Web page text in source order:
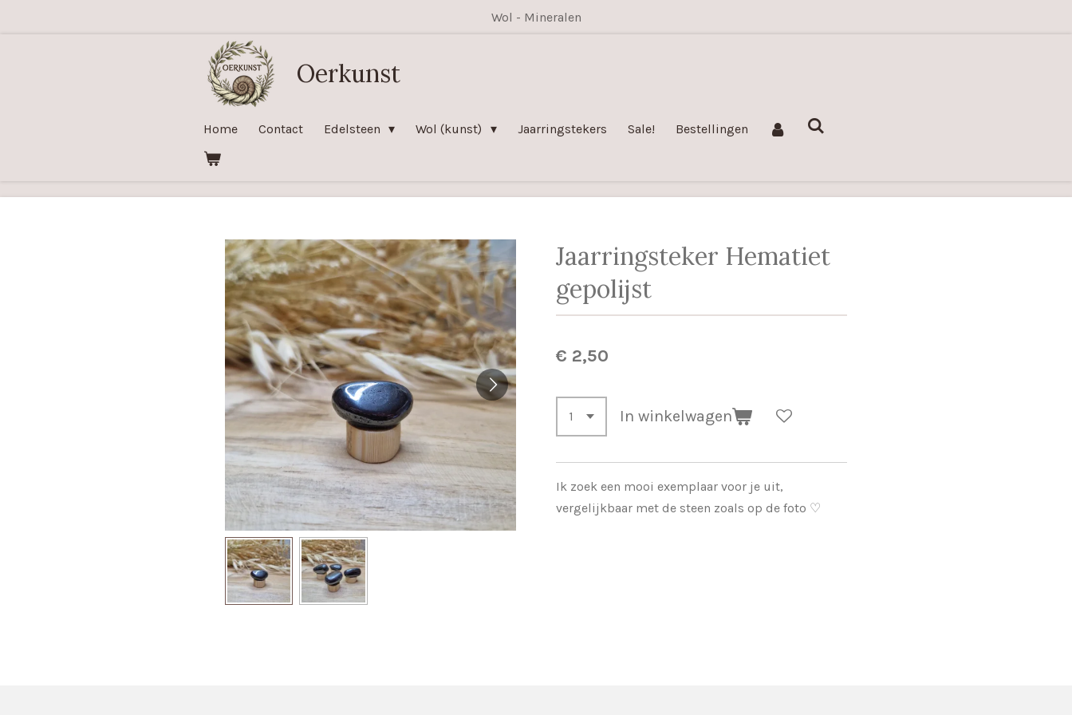
Wol - Mineralen
Oerkunst
Home Contact Edelsteen Wol (kunst) Jaarringstekers Sale! Bestellingen
Jaarringsteker Hematiet
gepolijst
€ 2,50
In winkelwagen
Ik zoek een mooi exemplaar voor je uit,
vergelijkbaar met de steen zoals op de foto ♡